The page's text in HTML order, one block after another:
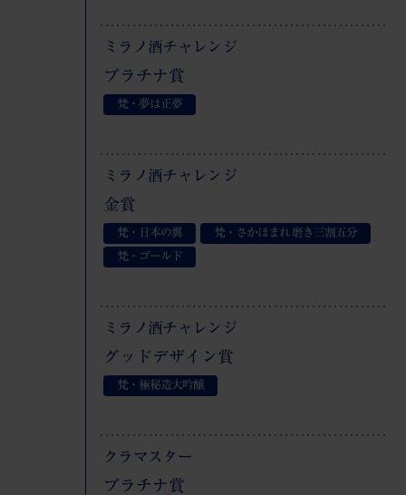
ミラノ酒チャレンジ
プラチナ賞
梵・夢は正夢
ミラノ酒チャレンジ
金賞
梵・日本の翼
梵・さかほまれ 磨き三割五分
梵・ゴールド
ミラノ酒チャレンジ
グッドデザイン賞
梵・極秘造大吟醸
クラマスター
プラチナ賞